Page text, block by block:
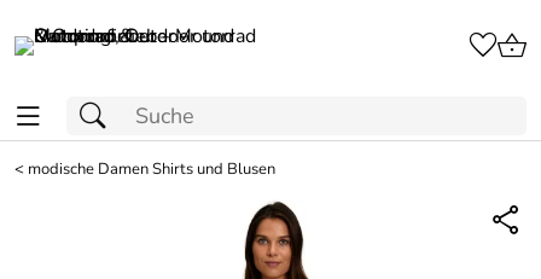
< modische Damen Shirts und Blusen